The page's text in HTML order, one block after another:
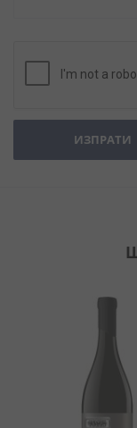
ИЗПРАТИ